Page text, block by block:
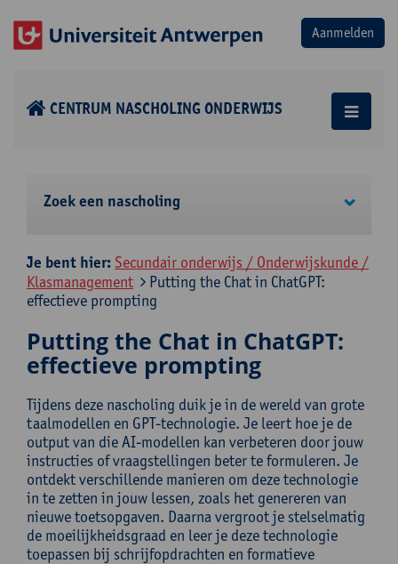
CENTRUM NASCHOLING ONDERWIJS
Zoek een nascholing
Je bent hier: Secundair onderwijs / Onderwijskunde /
Klasmanagement
Putting the Chat in ChatGPT:
effectieve prompting
Putting the Chat in ChatGPT:
effectieve prompting
Tijdens deze nascholing duik je in de wereld van grote
taalmodellen en GPT-technologie. Je leert hoe je de
output van die AI-modellen kan verbeteren door jouw
instructies of vraagstellingen beter te formuleren. Je
ontdekt verschillende manieren om deze technologie
in te zetten in jouw lessen, zoals het genereren van
nieuwe toetsopgaven. Daarna vergroot je stelselmatig
de moeilijkheidsgraad en leer je deze technologie
toepassen bij schrijfopdrachten en formatieve